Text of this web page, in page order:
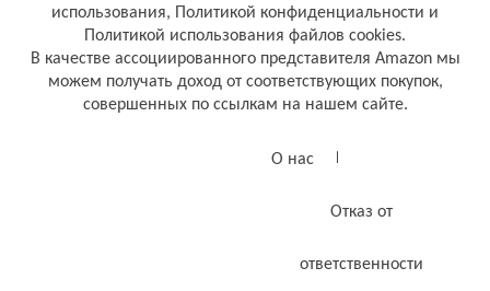
использования, Политикой конфиденциальности и
Политикой использования файлов cookies.
В качестве ассоциированного представителя Amazon мы
можем получать доход от соответствующих покупок,
совершенных по ссылкам на нашем сайте.
О нас
Отказ от
ответственности